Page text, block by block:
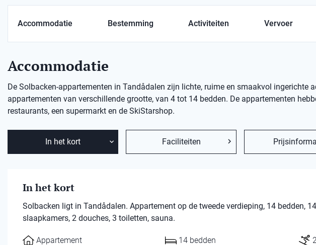
Accommodatie Bestemming Activiteiten Vervoer
Accommodatie
De Solbacken-appartementen in Tandådalen zijn lichte, ruime en smaakvol ingerichte
appartementen van verschillende grootte, van 4 tot 14 bedden. De appartementen
restaurants, een supermarkt en de SkiStarshop.
In het kort Faciliteiten
In het kort
Solbacken ligt in Tandådalen. Appartement op de tweede verdieping, 14 bedden,
slaapkamers, 2 douches, 3 toiletten, sauna.
Appartement 14 bedden